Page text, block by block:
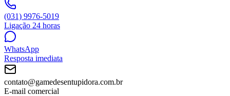
(031) 9976-5019
Ligação 24 horas
WhatsApp
Resposta imediata
contato@gamedesentupidora.com.br
E-mail comercial